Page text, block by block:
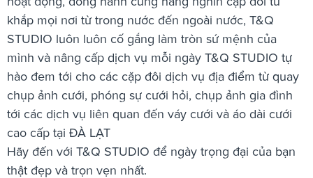
khắp mọi nơi từ trong nước đến ngoài nước, T&Q
STUDIO luôn luôn cố gắng làm tròn sứ mệnh của
mình và nâng cấp dịch vụ mỗi ngày T&Q STUDIO tự
hào đem tới cho các cặp đôi dịch vụ địa điểm từ quay
chụp ảnh cưới, phóng sự cưới hỏi, chụp ảnh gia đình
tới các dịch vụ liên quan đến váy cưới và áo dài cưới
cao cấp tại ĐÀ LẠT
Hãy đến với T&Q STUDIO để ngày trọng đại của bạn
thật đẹp và trọn vẹn nhất.